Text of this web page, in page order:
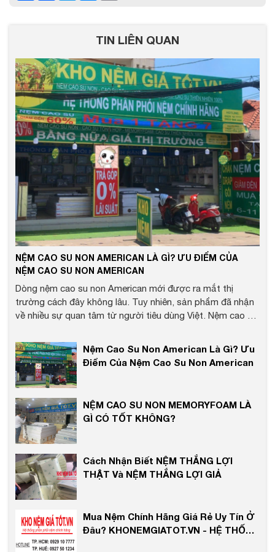
TIN LIÊN QUAN
NỆM CAO SU NON AMERICAN LÀ GÌ? ƯU ĐIỂM CỦA
NỆM CAO SU NON AMERICAN
Dòng nệm cao su non American mới được ra mắt thị
trường cách đây không lâu. Tuy nhiên, sản phẩm đã nhận
về nhiều sự quan tâm từ người tiêu dùng Việt. Nệm cao su
Được đánh giá là một trong những lựa chọn hàng đầu cho
các gia đình có nhu cầu mua và sử dụng nệm hiện nay. Vì là
sản phẩm nệm mới ra mắt trên thị trường nên có rất nhiều
thắc mắc của khách hàng xoay quanh nệm cao su
American. Liệu rằng chất lượng của sản phẩm có tốt hay
không? Mức giá là bao nhiêu? Tất tần tật những sự thật
liên quan đến sản phẩm này sẽ được Hệ thống Kho Nệm
Giá Tốt . VN bật mí trong bài viết sau đây. Tìm hiểu ngay
Nệm Cao Su Non American Là Gì? Ưu
Điểm Của Nệm Cao Su Non American
NỆM CAO SU NON MEMORYFOAM LÀ
GÌ CÓ TỐT KHÔNG?
Cách Nhận Biết NỆM THẮNG LỢI
THẬT Và NỆM THẮNG LỢI GIẢ
Mua Nệm Chính Hãng Giá Rẻ Uy Tín Ở
Đâu? KHONEMGIATOT.VN - HỆ THỐNG